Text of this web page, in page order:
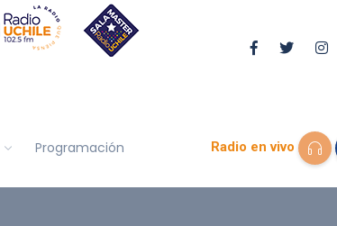
Programación Radio en vivo